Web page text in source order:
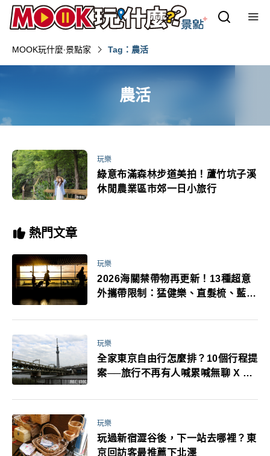
MOOK玩什麼‧景點家 Tag：農活
農活
玩樂
綠意布滿森林步道美拍！蘆竹坑子溪
休閒農業區市郊一日小旅行
熱門文章
玩樂
2026海關禁帶物再更新！13種超意
外攜帶限制：猛健樂、直髮梳、藍牙
萬！注意事項一次看！
玩樂
全家東京自由行怎麼排？10個行程提
案──旅行不再有人喊累喊無聊 X 爸
玩樂
玩過新宿澀谷後，下一站去哪裡？東
京回訪客最推薦下北澤